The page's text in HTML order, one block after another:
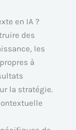
en IA ?
des
les
à
la stratégie.